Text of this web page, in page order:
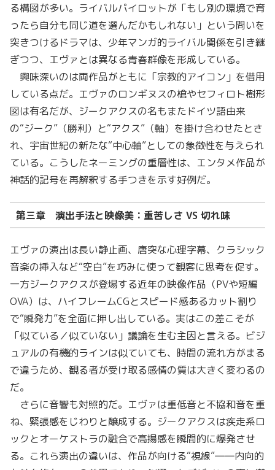
る構図が多い。ライバルパイロットが「もし別の環境で育
ったら自分も同じ道を選んだかもしれない」という問いを
突きつけるドラマは、少年マンガ的ライバル関係を引き継
ぎつつ、エヴァとは異なる青春群像を形成している。
興味深いのは両作品がともに「宗教的アイコン」を借用
している点だ。エヴァのロンギヌスの槍やセフィロト樹形
図は有名だが、ジークアクスの名もまたドイツ語由来
の“ジーク”（勝利）と“アクス”（軸）を掛け合わせたとさ
れ、宇宙世紀の新たな“中心軸”としての象徴性を与えられ
ている。こうしたネーミングの重層性は、エンタメ作品が
神話的記号を再解釈する手つきを示す好例だ。
第三章 演出手法と映像美：重苦しさ VS 切れ味
エヴァの演出は長い静止画、唐突な心理字幕、クラシック
音楽の挿入など“空白”を巧みに使って観客に思考を促す。
一方ジークアクスが登場する近年の映像作品（PVや短編
OVA）は、ハイフレームCGとスピード感あるカット割り
で“瞬発力”を全面に押し出している。実はこの差こそが
「似ている／似ていない」議論を生む主因と言える。ビジ
ュアルの有機的ラインは似ていても、時間の流れ方がまる
で違うため、観る者が受け取る感情の質は大きく変わるの
だ。
さらに音響も対照的だ。エヴァは重低音と不協和音を重
ね、緊張感をじわりと醸成する。ジークアクスは疾走系ロ
ックとオーケストラの融合で高揚感を瞬間的に爆発させ
る。これら演出の違いは、作品が向ける“視線”――内向的